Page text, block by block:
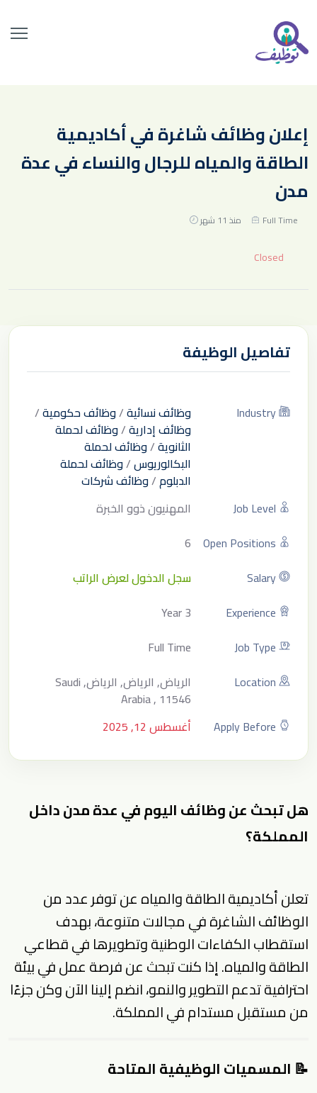
إعلان وظائف شاغرة في أكاديمية
الطاقة والمياه للرجال والنساء في عدة
مدن
Full Time منذ 11 شهر
Closed
تفاصيل الوظيفة
Industry وظائف نسائية/وظائف حكومية/
وظائف إدارية/وظائف لحملة
الثانوية/وظائف لحملة
البكالوريوس/وظائف لحملة
الدبلوم/وظائف شركات
Job Level
المهنيون ذوو الخبرة
Open Positions
6
Salary
سجل الدخول لعرض الراتب
Experience
3 Year
Job Type
Full Time
Location
الرياض, الرياض, الرياض, Saudi
Arabia , 11546
Apply Before
أغسطس 12, 2025
هل تبحث عن وظائف اليوم في عدة مدن داخل
المملكة؟
تعلن أكاديمية الطاقة والمياه عن توفر عدد من
الوظائف الشاغرة في مجالات متنوعة، بهدف
استقطاب الكفاءات الوطنية وتطويرها في قطاعي
الطاقة والمياه. إذا كنت تبحث عن فرصة عمل في بيئة
احترافية تدعم التطوير والنمو، انضم إلينا الآن وكن جزءًا
من مستقبل مستدام في المملكة.
📝 المسميات الوظيفية المتاحة